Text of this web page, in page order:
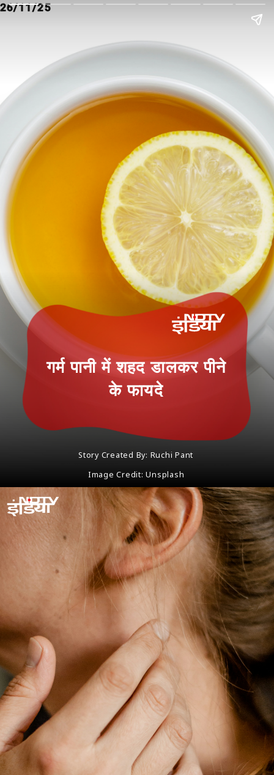
Story Created By: Ruchi Pant
Image Credit: Unsplash
गर्म पानी में शहद डालकर पीने
के फायदे
26/11/25